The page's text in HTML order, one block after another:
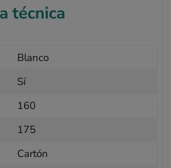
técnica
Blanco
Sí
160
175
Cartón